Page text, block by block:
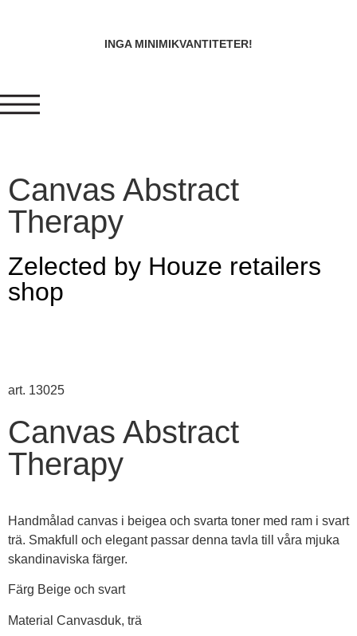
INGA MINIMIKVANTITETER!
Canvas Abstract
Therapy
Zelected by Houze retailers
shop
art. 13025
Canvas Abstract
Therapy
Handmålad canvas i beigea och svarta toner med ram i svart
trä. Smakfull och elegant passar denna tavla till våra mjuka
skandinaviska färger.
Färg Beige och svart
Material Canvasduk, trä